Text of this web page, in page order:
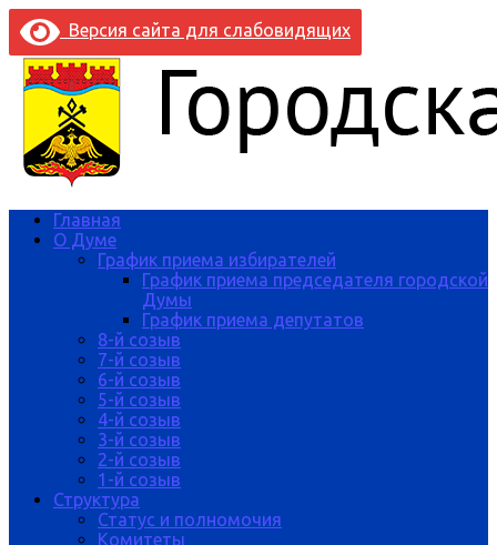
Версия сайта для слабовидящих
Главная
О Думе
График приема избирателей
График приема председателя городской
Думы
График приема депутатов
8-й созыв
7-й созыв
6-й созыв
5-й созыв
4-й созыв
3-й созыв
2-й созыв
1-й созыв
Структура
Статус и полномочия
Комитеты